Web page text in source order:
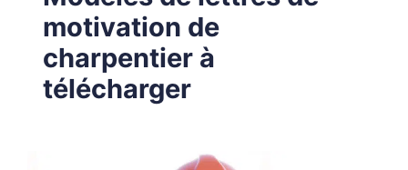
motivation de
charpentier à
télécharger